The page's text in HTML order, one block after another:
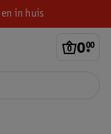
in huis
0.
00